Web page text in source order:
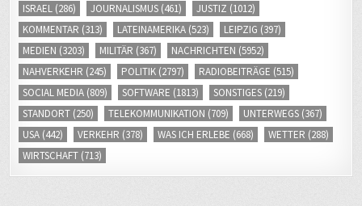
ISRAEL (286) JOURNALISMUS (461) JUSTIZ (1012)
KOMMENTAR (313) LATEINAMERIKA (523) LEIPZIG (397)
MEDIEN (3203) MILITÄR (367) NACHRICHTEN (5952)
NAHVERKEHR (245) POLITIK (2797) RADIOBEITRÄGE (515)
SOCIAL MEDIA (809) SOFTWARE (1813) SONSTIGES (219)
STANDORT (250) TELEKOMMUNIKATION (709) UNTERWEGS (367)
USA (442) VERKEHR (378) WAS ICH ERLEBE (668) WETTER (288)
WIRTSCHAFT (713)